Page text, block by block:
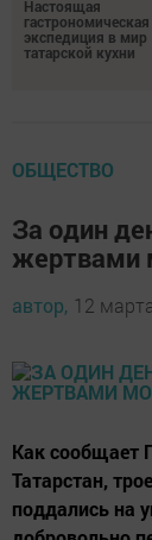
Настоящая
гастрономическая
экспедиция в мир
татарской кухни
ОБЩЕСТВО
За один
жертвами
автор, 12
Как сообщает
Татарстан,
поддались на